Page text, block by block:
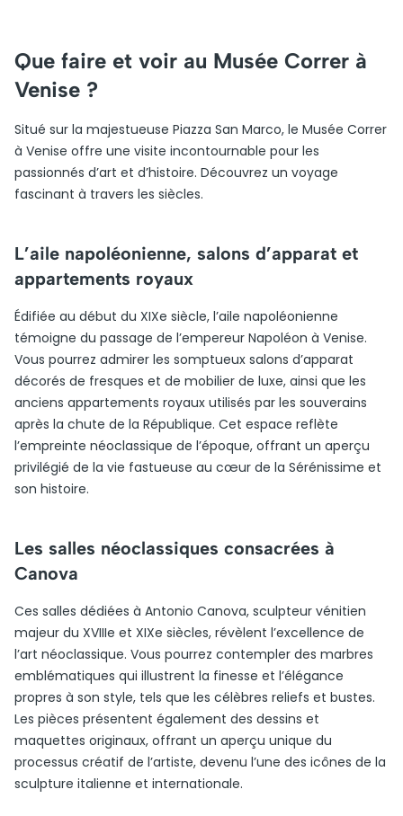
Que faire et voir au Musée Correr à
Venise ?
Situé sur la majestueuse Piazza San Marco, le Musée Correr
à Venise offre une visite incontournable pour les
passionnés d’art et d’histoire. Découvrez un voyage
fascinant à travers les siècles.
L’aile napoléonienne, salons d’apparat et
appartements royaux
Édifiée au début du XIXe siècle, l’aile napoléonienne
témoigne du passage de l’empereur Napoléon à Venise.
Vous pourrez admirer les somptueux salons d’apparat
décorés de fresques et de mobilier de luxe, ainsi que les
anciens appartements royaux utilisés par les souverains
après la chute de la République. Cet espace reflète
l’empreinte néoclassique de l’époque, offrant un aperçu
privilégié de la vie fastueuse au cœur de la Sérénissime et
son histoire.
Les salles néoclassiques consacrées à
Canova
Ces salles dédiées à Antonio Canova, sculpteur vénitien
majeur du XVIIIe et XIXe siècles, révèlent l’excellence de
l’art néoclassique. Vous pourrez contempler des marbres
emblématiques qui illustrent la finesse et l’élégance
propres à son style, tels que les célèbres reliefs et bustes.
Les pièces présentent également des dessins et
maquettes originaux, offrant un aperçu unique du
processus créatif de l’artiste, devenu l’une des icônes de la
sculpture italienne et internationale.